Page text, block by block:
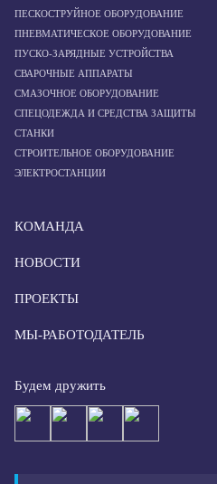
ПЕСКОСТРУЙНОЕ ОБОРУДОВАНИЕ
ПНЕВМАТИЧЕСКОЕ ОБОРУДОВАНИЕ
ПУСКО-ЗАРЯДНЫЕ УСТРОЙСТВА
СВАРОЧНЫЕ АППАРАТЫ
СМАЗОЧНОЕ ОБОРУДОВАНИЕ
СПЕЦОДЕЖДА И СРЕДСТВА ЗАЩИТЫ
СТАНКИ
СТРОИТЕЛЬНОЕ ОБОРУДОВАНИЕ
ЭЛЕКТРОСТАНЦИИ
КОМАНДА
НОВОСТИ
ПРОЕКТЫ
МЫ-РАБОТОДАТЕЛЬ
Будем дружить